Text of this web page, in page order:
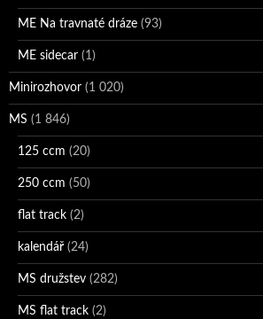
ME Na travnaté dráze (93)
ME sidecar (1)
Minirozhovor (1 020)
MS (1 846)
125 ccm (20)
250 ccm (50)
flat track (2)
kalendář (24)
MS družstev (282)
MS flat track (2)